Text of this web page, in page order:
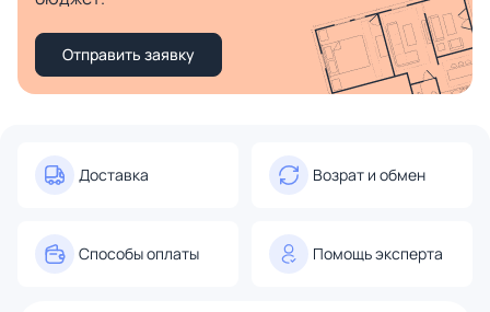
Отправить заявку
Доставка Возрат и обмен
Способы оплаты Помощь эксперта